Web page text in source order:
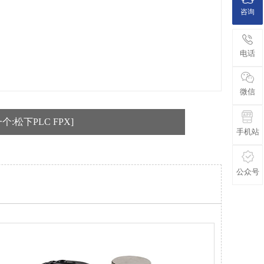
个:松下PLC FPX]
咨询
电话
微信
手机站
公众号